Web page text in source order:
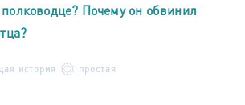
Почему он обвинил
история простая